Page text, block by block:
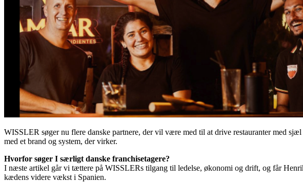
WISSLER søger nu flere danske partnere, der vil være med til at drive restauranter med
med et brand og system, der virker.
Hvorfor søger I særligt danske franchisetagere?
I næste artikel går vi tættere på WISSLERs tilgang til ledelse, økonomi og drift, og får
kædens videre vækst i Spanien.